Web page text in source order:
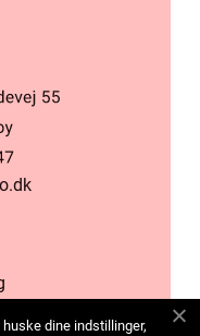
dine indstillinger,